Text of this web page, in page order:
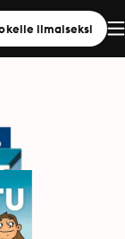
ilmaiseksi